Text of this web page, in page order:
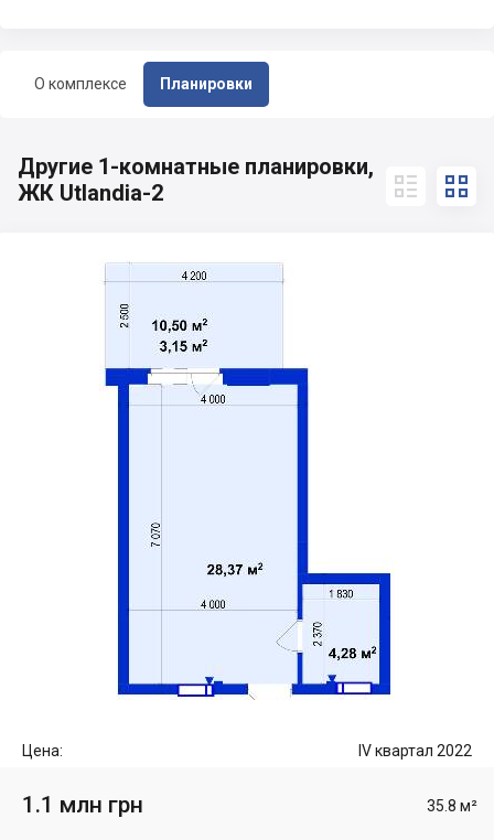
О комплексе Планировки
Другие 1-комнатные планировки,
ЖК Utlandia-2
 
Цена: IV квартал 2022
1.1 млн грн 35.8 м²